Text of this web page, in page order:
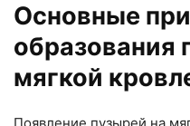
Основные
образования
мягкой